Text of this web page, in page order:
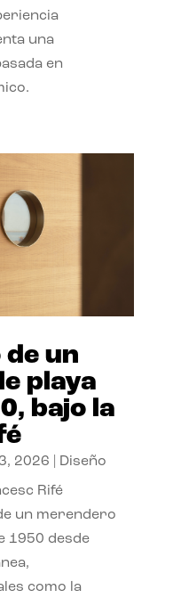
una
en
de un
playa
bajo la
2026 Diseño
Rifé
un merendero
1950 desde
como la